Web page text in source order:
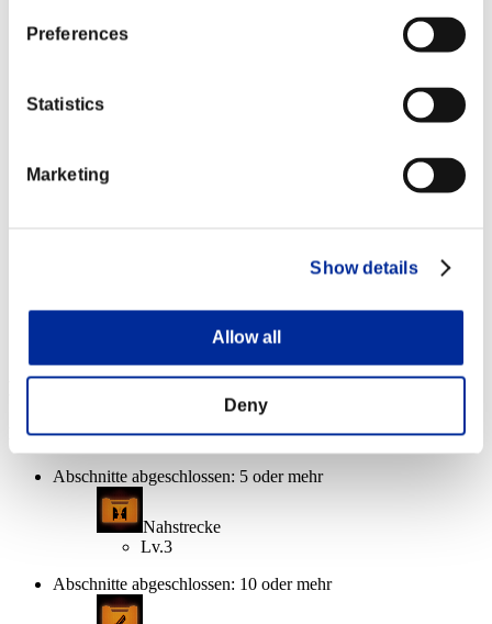
Preferences
Statistics
Marketing
Show details
Allow all
Deny
Abschnitte abgeschlossen: 30 oder mehr
Event-Belohnungen
Nach Leistung
Abschnitte abgeschlossen: 5 oder mehr
Nahstrecke
Lv.3
Abschnitte abgeschlossen: 10 oder mehr